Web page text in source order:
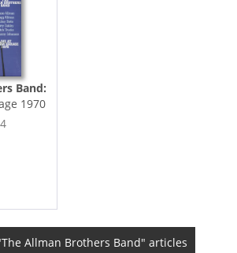
Band:
1970
Allman Brothers Band" articles